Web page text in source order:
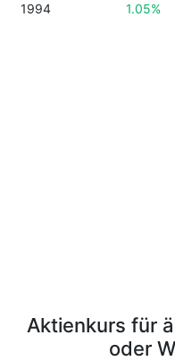
1994 1.05%
Aktienkurs für
oder